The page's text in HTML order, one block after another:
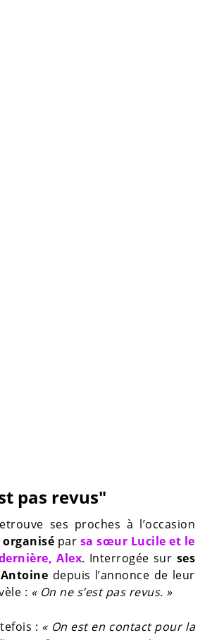
pas revus"
ses proches à l’occasion
organisé par sa sœur Lucile et le
Alex. Interrogée sur ses
depuis l’annonce de leur
: « On ne s’est pas revus. »
: « On est en contact pour la